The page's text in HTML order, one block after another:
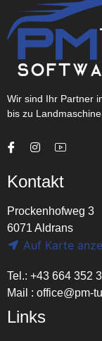
Wir sind Ihr Partner
bis zu
Kontakt
Prockenhofweg 3
6071 Aldrans
Auf Karte
Tel.: +43 664 352
Mail : office@pm-
Links